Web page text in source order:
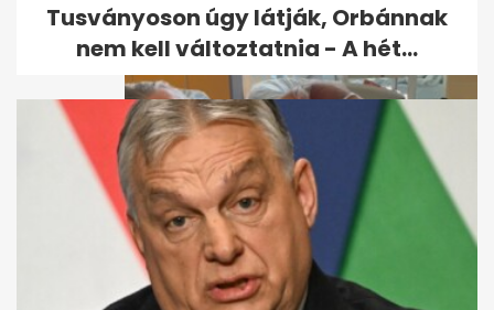
Tusványoson úgy látják, Orbánnak
nem kell változtatnia - A hét...